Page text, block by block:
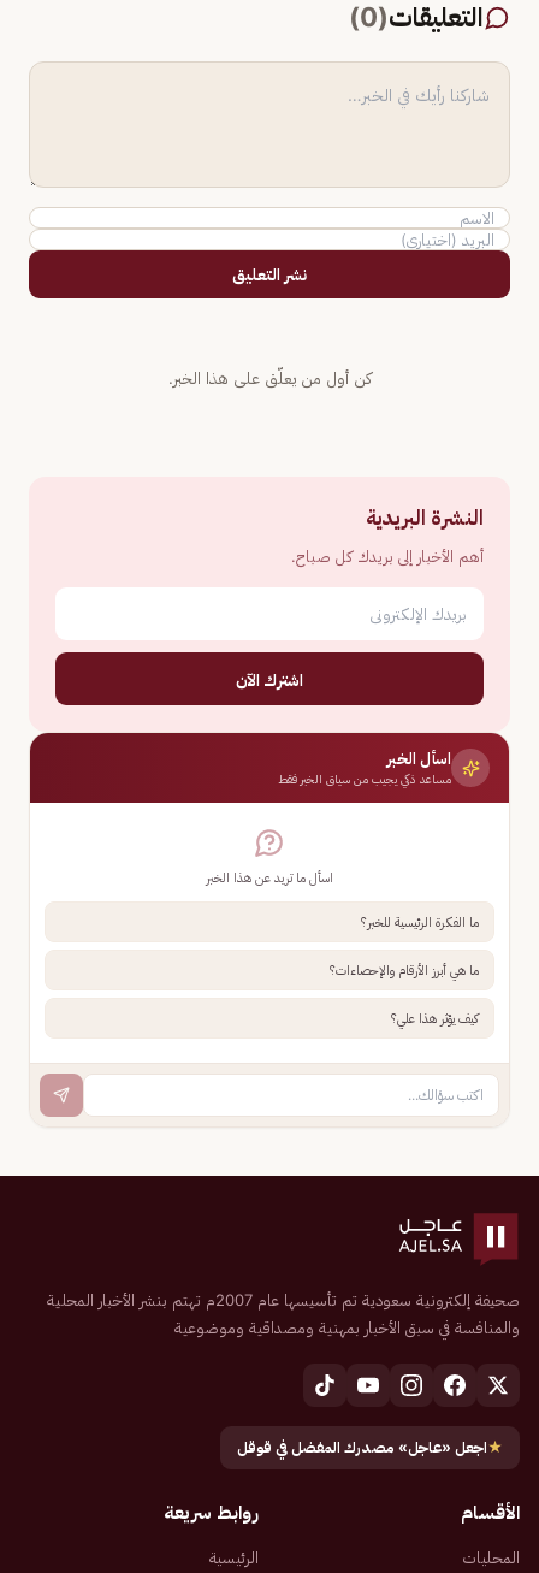
التعليقات(
0
)
نشر التعليق
كن أول من يعلّق على هذا الخبر.
النشرة البريدية
أهم الأخبار إلى بريدك كل صباح.
اشترك الآن
اسأل الخبر
مساعد ذكي يجيب من سياق الخبر فقط
اسأل ما تريد عن هذا الخبر
ما الفكرة الرئيسية للخبر؟
ما هي أبرز الأرقام والإحصاءات؟
كيف يؤثر هذا علي؟
صحيفة إلكترونية سعودية تم تأسيسها عام 2007م تهتم بنشر الأخبار المحلية
والمنافسة في سبق الأخبار بمهنية ومصداقية وموضوعية
★اجعل «عاجل» مصدرك المفضل في قوقل
الأقسام
المحليات
روابط سريعة
الرئيسية